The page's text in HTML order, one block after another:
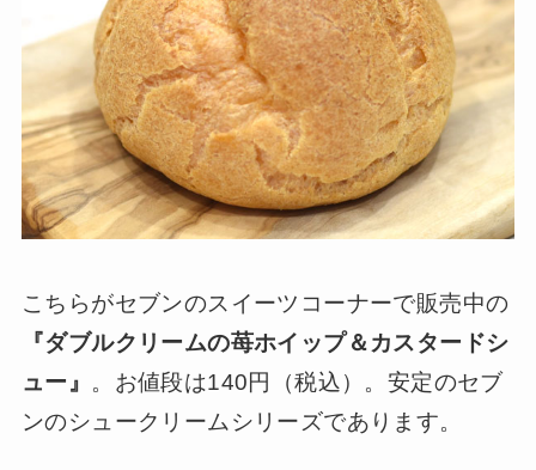
こちらがセブンのスイーツコーナーで販売中の
『ダブルクリームの苺ホイップ＆カスタードシ
ュー』 。お値段は140円（税込）。安定のセブ
ンのシュークリームシリーズであります。